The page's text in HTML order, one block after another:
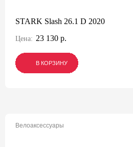
STARK Slash 26.1 D 2020
Цена: 23 130 р.
В КОРЗИНУ
В КОРЗИНУ
В КОРЗИНУ
Велоаксессуары